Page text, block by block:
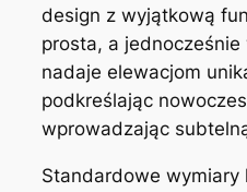
design z wyjątkową
prosta, a
nadaje elewacjom
podkreślając
wprowadzając
Standardowe wymiary